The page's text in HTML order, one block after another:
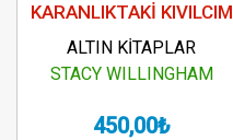
KARANLIKTAKİ KIVILCIM
ALTIN KİTAPLAR
STACY WILLINGHAM
450,00₺